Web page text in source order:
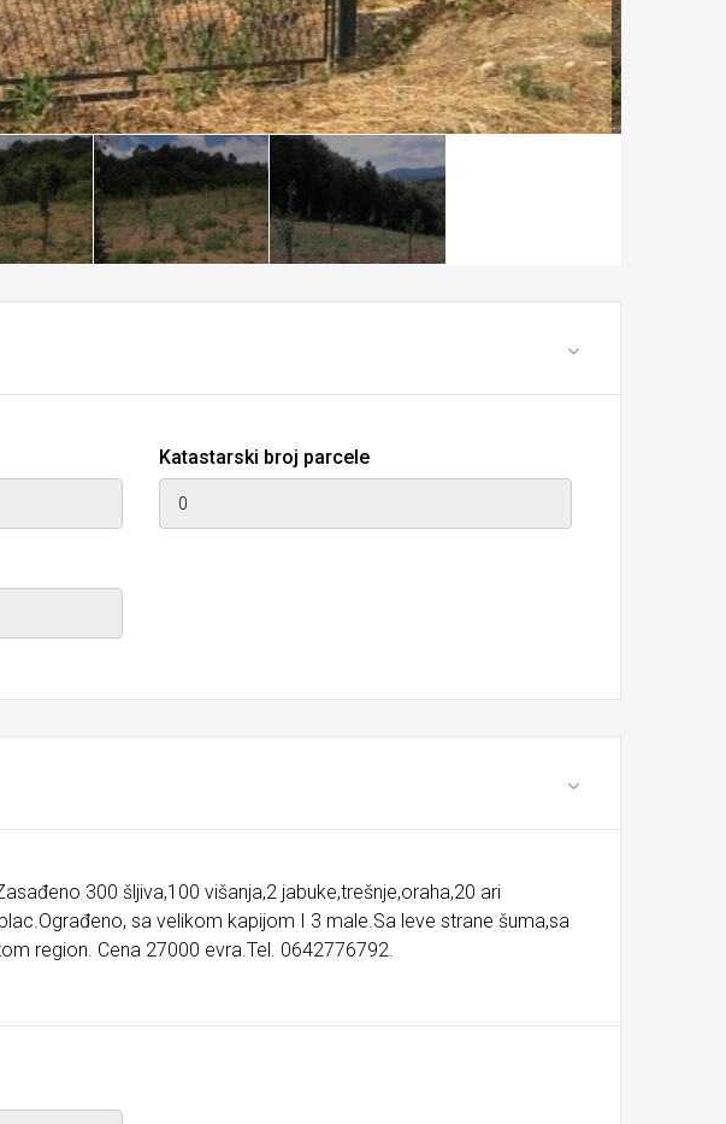
Katastarski broj parcele
300 šljiva,100 višanja,2 jabuke,trešnje,oraha,20 ari
sa velikom kapijom I 3 male.Sa leve strane šuma,sa
region. Cena 27000 evra.Tel. 0642776792.